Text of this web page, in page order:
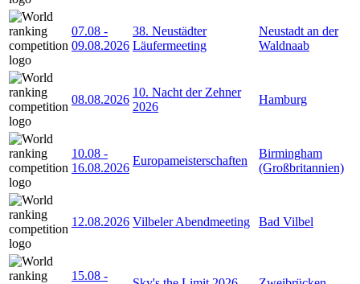
07.08 -
09.08.2026
38. Neustädter
Läufermeeting
Neustadt an der
Waldnaab
08.08.2026
10. Nacht der Zehner
2026
Hamburg
10.08 -
16.08.2026
Europameisterschaften
Birmingham
(Großbritannien)
12.08.2026 Vilbeler Abendmeeting Bad Vilbel
15.08 -